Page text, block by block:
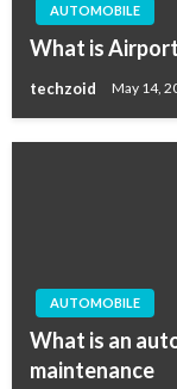
AUTOMOBILE
What is
techzoid May 14,
AUTOMOBILE
What is an
maintenance